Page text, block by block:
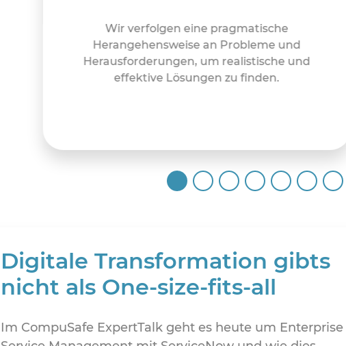
Wir verfolgen eine pragmatische
Herangehensweise an Probleme und
Herausforderungen, um realistische und
effektive Lösungen zu finden.
Digitale Transformation gibts
nicht als One-size-fits-all
Im CompuSafe ExpertTalk geht es heute um Enterprise